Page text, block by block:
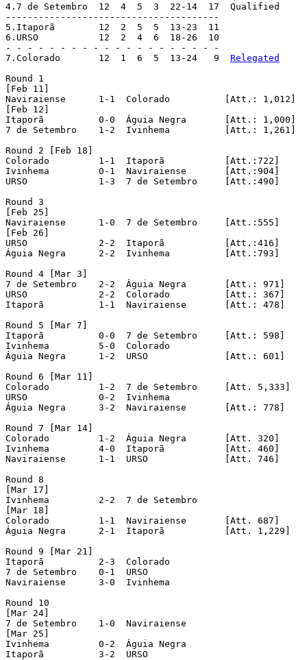
4.7 de Setembro  12  4  5  3  22-14  17  Qualified
---------------------------------------
5.Itaporã 	 12  2  5  5  13-23  11
6.URSO 		 12  2  4  6  18-26  10
- - - - - - - - - - - - - - - - - - - -
7.Colorado 	 12  1  6  5  13-24   9 Relegated
Round 1
[Feb 11]
Naviraiense	 1-1  Colorado		[Att.: 1,012]
[Feb 12]
Itaporã		 0-0  Águia Negra	[Att.: 1,000]
7 de Setembro	 1-2  Ivinhema		[Att.: 1,261]
Round 2 [Feb 18]
Colorado	 1-1  Itaporã		[Att.:722]
Ivinhema	 0-1  Naviraiense	[Att.:904]
URSO		 1-3  7 de Setembro	[Att.:490]
Round 3
[Feb 25]
Naviraiense	 1-0  7 de Setembro	[Att.:555]
[Feb 26]
URSO		 2-2  Itaporã		[Att.:416]
Águia Negra	 2-2  Ivinhema		[Att.:793]
Round 4 [Mar 3]
7 de Setembro	 2-2  Águia Negra	[Att.: 971]
URSO		 2-2  Colorado		[Att.: 367]
Itaporã		 1-1  Naviraiense	[Att.: 478]
Round 5 [Mar 7]
Itaporã		 0-0  7 de Setembro	[Att.: 598]
Ivinhema	 5-0  Colorado
Águia Negra	 1-2  URSO		[Att.: 601]
Round 6 [Mar 11]
Colorado	 1-2  7 de Setembro	[Att. 5,333]
URSO		 0-2  Ivinhema
Águia Negra	 3-2  Naviraiense	[Att.: 778]
Round 7 [Mar 14]
Colorado	 1-2  Águia Negra	[Att. 320]
Ivinhema	 4-0  Itaporã		[Att. 460]
Naviraiense	 1-1  URSO		[Att. 746]
Round 8
[Mar 17]
Ivinhema	 2-2  7 de Setembro
[Mar 18]
Colorado	 1-1  Naviraiense	[Att. 687]
Águia Negra	 2-1  Itaporã		[Att. 1,229]
Round 9 [Mar 21]
Itaporã		 2-3  Colorado
7 de Setembro	 0-1  URSO
Naviraiense	 3-0  Ivinhema
Round 10
[Mar 24]
7 de Setembro	 1-0  Naviraiense
[Mar 25]
Ivinhema	 0-2  Águia Negra
Itaporã		 3-2  URSO